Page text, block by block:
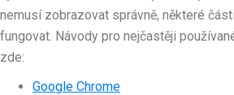
nemusí zobrazovat správně, některé
fungovat. Návody pro nejčastěji
zde:
Google Chrome